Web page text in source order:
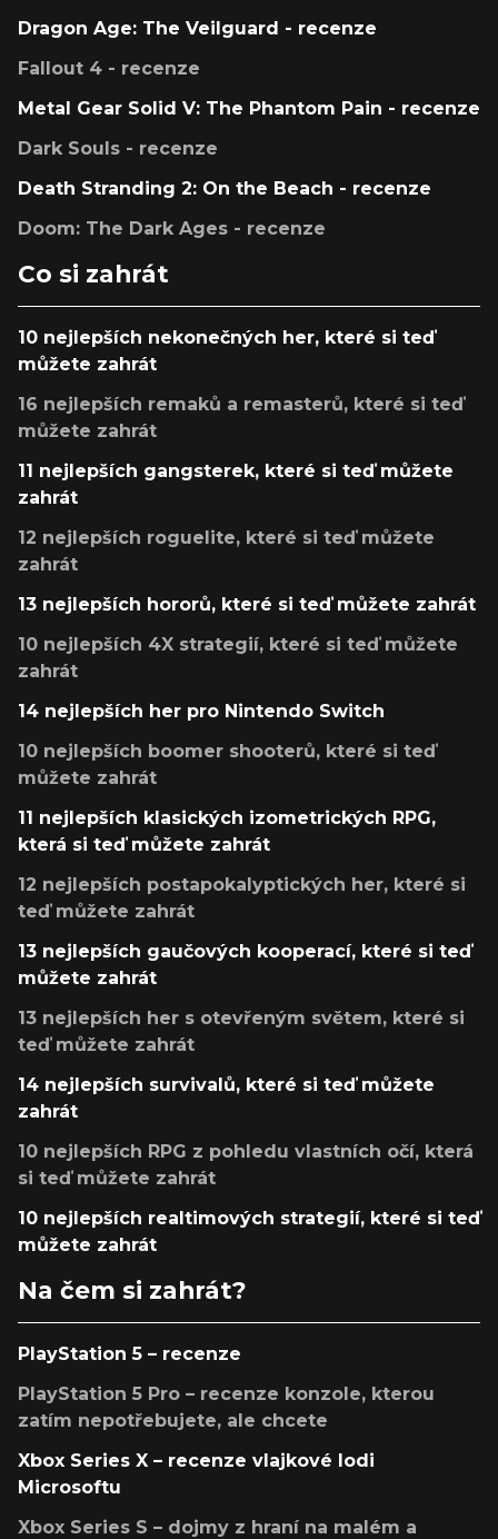
Dragon Age: The Veilguard - recenze
Fallout 4 - recenze
Metal Gear Solid V: The Phantom Pain - recenze
Dark Souls - recenze
Death Stranding 2: On the Beach - recenze
Doom: The Dark Ages - recenze
Co si zahrát
10 nejlepších nekonečných her, které si teď
můžete zahrát
16 nejlepších remaků a remasterů, které si teď
můžete zahrát
11 nejlepších gangsterek, které si teď můžete
zahrát
12 nejlepších roguelite, které si teď můžete
zahrát
13 nejlepších hororů, které si teď můžete zahrát
10 nejlepších 4X strategií, které si teď můžete
zahrát
14 nejlepších her pro Nintendo Switch
10 nejlepších boomer shooterů, které si teď
můžete zahrát
11 nejlepších klasických izometrických RPG,
která si teď můžete zahrát
12 nejlepších postapokalyptických her, které si
teď můžete zahrát
13 nejlepších gaučových kooperací, které si teď
můžete zahrát
13 nejlepších her s otevřeným světem, které si
teď můžete zahrát
14 nejlepších survivalů, které si teď můžete
zahrát
10 nejlepších RPG z pohledu vlastních očí, která
si teď můžete zahrát
10 nejlepších realtimových strategií, které si teď
můžete zahrát
Na čem si zahrát?
PlayStation 5 – recenze
PlayStation 5 Pro – recenze konzole, kterou
zatím nepotřebujete, ale chcete
Xbox Series X – recenze vlajkové lodi
Microsoftu
Xbox Series S – dojmy z hraní na malém a